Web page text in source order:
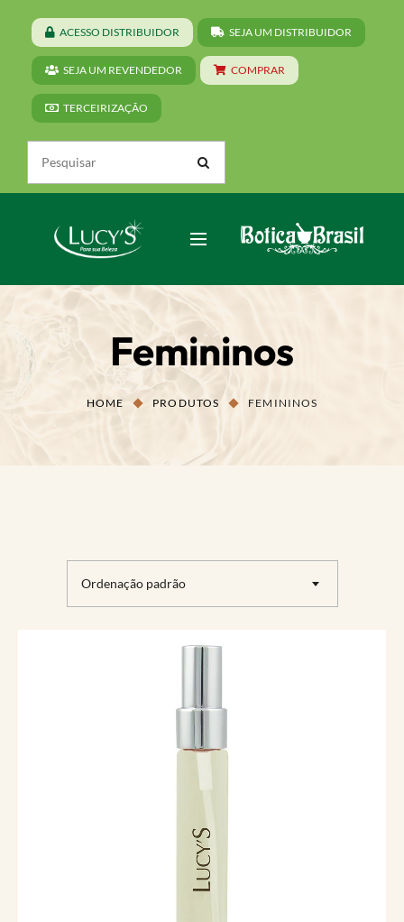
ACESSO DISTRIBUIDOR SEJA UM DISTRIBUIDOR
SEJA UM REVENDEDOR COMPRAR
TERCEIRIZAÇÃO
Femininos
HOME PRODUTOS FEMININOS
Ordenação padrão